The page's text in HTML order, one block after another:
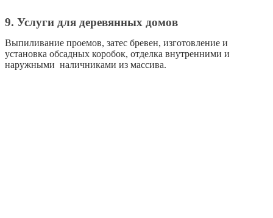
9. Услуги для деревянных домов
Выпиливание проемов, затес бревен, изготовление и
установка обсадных коробок, отделка внутренними и
наружными наличниками из массива.